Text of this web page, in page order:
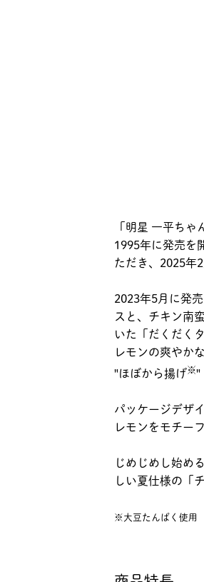
「明星 一平ち
1995年に発売を
ただき、2025年
2023年5月に発
スと、チキン南
いた「だくだく
レモンの爽やか
"ほぼから揚げ※"
パッケージデザ
レモンをモチー
じめじめし始め
しい夏仕様の「
※大豆たんぱく使用